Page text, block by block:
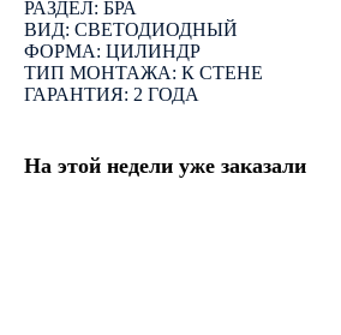
РАЗДЕЛ: БРА
ВИД: СВЕТОДИОДНЫЙ
ФОРМА: ЦИЛИНДР
ТИП МОНТАЖА: К СТЕНЕ
ГАРАНТИЯ: 2 ГОДА
На этой недели уже заказали